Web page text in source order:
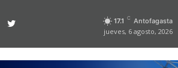
17.1 C Antofagasta
jueves, 6 agosto, 2026